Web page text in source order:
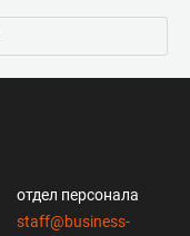
отдел персонала
staff@business-